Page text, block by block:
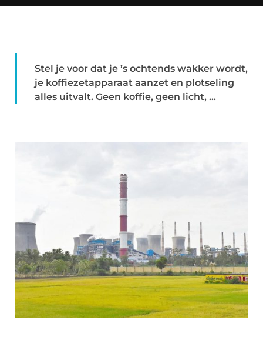
Stel je voor dat je ’s ochtends wakker wordt,
je koffiezetapparaat aanzet en plotseling
alles uitvalt. Geen koffie, geen licht, ...